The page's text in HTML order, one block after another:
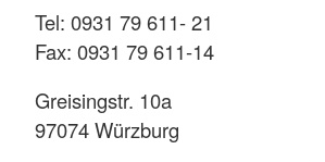
Tel: 0931 79 611- 21
Fax: 0931 79 611-14
Greisingstr. 10a
97074 Würzburg